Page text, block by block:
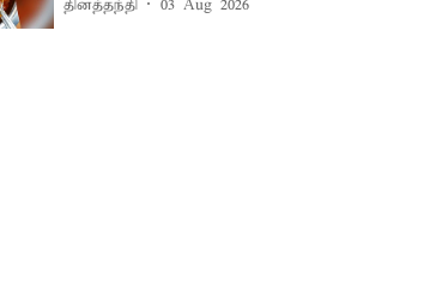
தினத்தந்தி 03 Aug 2026